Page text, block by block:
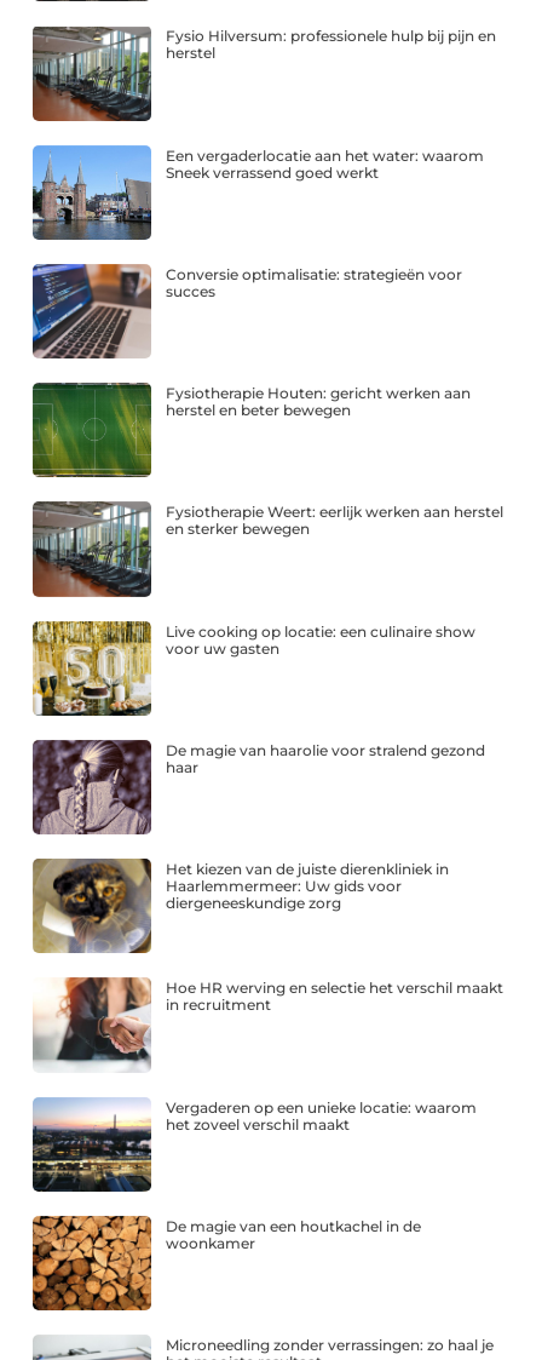
Fysio Hilversum: professionele hulp bij pijn en
herstel
Een vergaderlocatie aan het water: waarom
Sneek verrassend goed werkt
Conversie optimalisatie: strategieën voor
succes
Fysiotherapie Houten: gericht werken aan
herstel en beter bewegen
Fysiotherapie Weert: eerlijk werken aan herstel
en sterker bewegen
Live cooking op locatie: een culinaire show
voor uw gasten
De magie van haarolie voor stralend gezond
haar
Het kiezen van de juiste dierenkliniek in
Haarlemmermeer: Uw gids voor
diergeneeskundige zorg
Hoe HR werving en selectie het verschil maakt
in recruitment
Vergaderen op een unieke locatie: waarom
het zoveel verschil maakt
De magie van een houtkachel in de
woonkamer
Microneedling zonder verrassingen: zo haal je